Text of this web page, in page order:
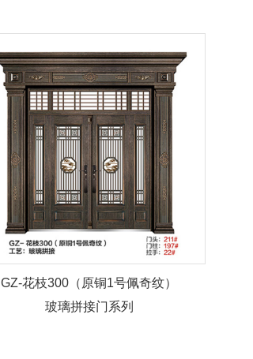
GZ-花枝300（原铜1号佩奇纹）
玻璃拼接门系列